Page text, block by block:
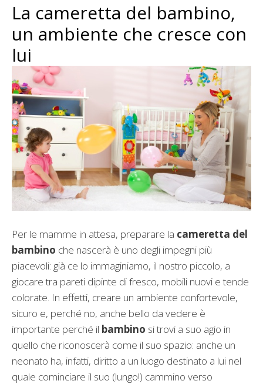
La cameretta del bambino,
un ambiente che cresce con
lui
Per le mamme in attesa, preparare la cameretta del
bambino che nascerà è uno degli impegni più
piacevoli: già ce lo immaginiamo, il nostro piccolo, a
giocare tra pareti dipinte di fresco, mobili nuovi e tende
colorate. In effetti, creare un ambiente confortevole,
sicuro e, perché no, anche bello da vedere è
importante perché il bambino si trovi a suo agio in
quello che riconoscerà come il suo spazio: anche un
neonato ha, infatti, diritto a un luogo destinato a lui nel
quale cominciare il suo (lungo!) cammino verso